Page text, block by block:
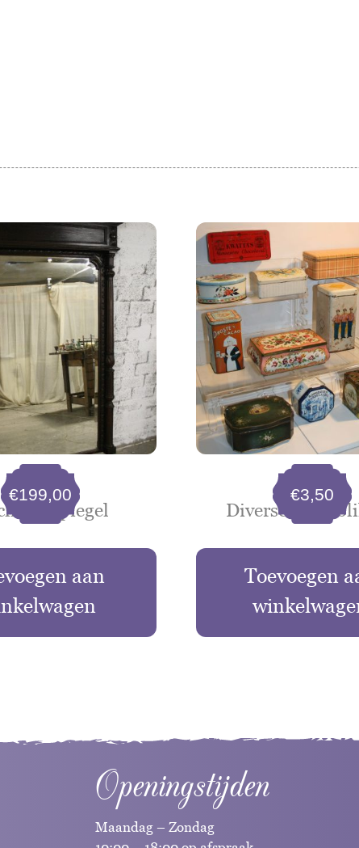
spiegel
€199,00
aan
Diverse oude
€3,50
Toevoegen
Openingstijden
Maandag – Zondag